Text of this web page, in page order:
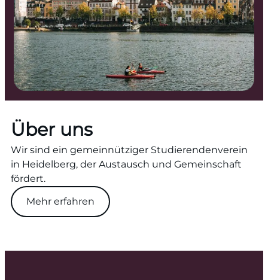
Über uns
Wir sind ein gemeinnütziger Studierendenverein
in Heidelberg, der Austausch und Gemeinschaft
fördert.
Mehr erfahren